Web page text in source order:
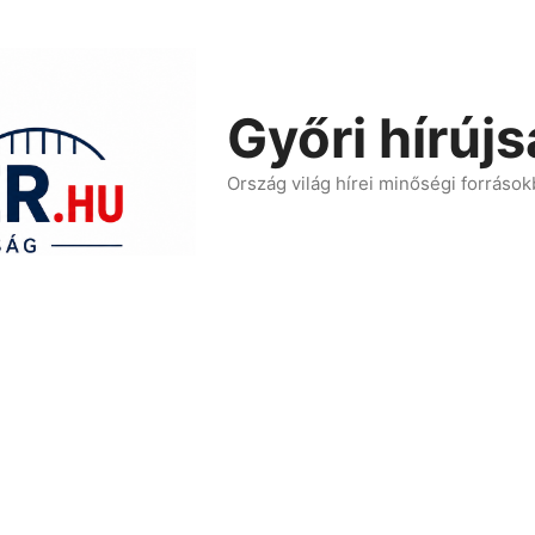
Győri
Ország világ hírei minőségi